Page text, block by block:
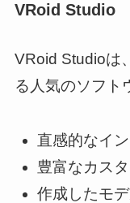
VRoid Studio
VRoid Studioは
る人気のソフト
直感的なイ
豊富なカス
作成したモ